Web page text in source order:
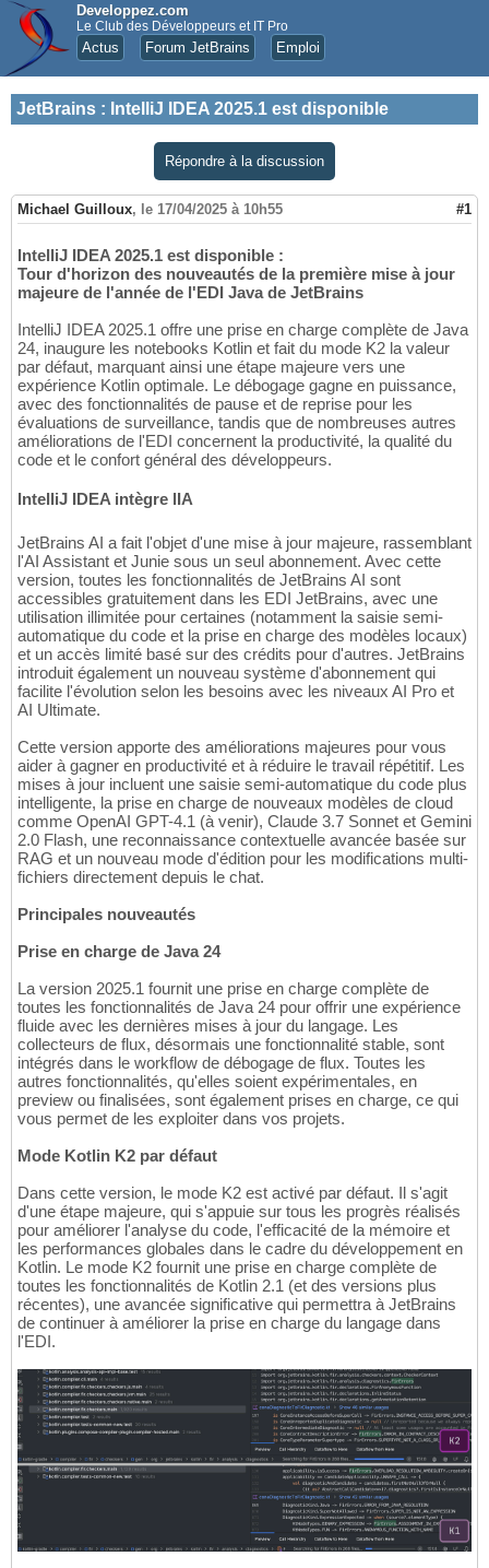
Developpez.com
Le Club des Développeurs et IT Pro
Actus Forum JetBrains Emploi
JetBrains : IntelliJ IDEA 2025.1 est disponible
Répondre à la discussion
Michael Guilloux, le 17/04/2025 à 10h55 #1
IntelliJ IDEA 2025.1 est disponible :
Tour d'horizon des nouveautés de la première mise à jour
majeure de l'année de l'EDI Java de JetBrains
IntelliJ IDEA 2025.1 offre une prise en charge complète de Java
24, inaugure les notebooks Kotlin et fait du mode K2 la valeur
par défaut, marquant ainsi une étape majeure vers une
expérience Kotlin optimale. Le débogage gagne en puissance,
avec des fonctionnalités de pause et de reprise pour les
évaluations de surveillance, tandis que de nombreuses autres
améliorations de l'EDI concernent la productivité, la qualité du
code et le confort général des développeurs.
IntelliJ IDEA intègre lIA
JetBrains AI a fait l'objet d'une mise à jour majeure, rassemblant
l'AI Assistant et Junie sous un seul abonnement. Avec cette
version, toutes les fonctionnalités de JetBrains AI sont
accessibles gratuitement dans les EDI JetBrains, avec une
utilisation illimitée pour certaines (notamment la saisie semi-
automatique du code et la prise en charge des modèles locaux)
et un accès limité basé sur des crédits pour d'autres. JetBrains
introduit également un nouveau système d'abonnement qui
facilite l'évolution selon les besoins avec les niveaux AI Pro et
AI Ultimate.
Cette version apporte des améliorations majeures pour vous
aider à gagner en productivité et à réduire le travail répétitif. Les
mises à jour incluent une saisie semi-automatique du code plus
intelligente, la prise en charge de nouveaux modèles de cloud
comme OpenAI GPT-4.1 (à venir), Claude 3.7 Sonnet et Gemini
2.0 Flash, une reconnaissance contextuelle avancée basée sur
RAG et un nouveau mode d'édition pour les modifications multi-
fichiers directement depuis le chat.
Principales nouveautés
Prise en charge de Java 24
La version 2025.1 fournit une prise en charge complète de
toutes les fonctionnalités de Java 24 pour offrir une expérience
fluide avec les dernières mises à jour du langage. Les
collecteurs de flux, désormais une fonctionnalité stable, sont
intégrés dans le workflow de débogage de flux. Toutes les
autres fonctionnalités, qu'elles soient expérimentales, en
preview ou finalisées, sont également prises en charge, ce qui
vous permet de les exploiter dans vos projets.
Mode Kotlin K2 par défaut
Dans cette version, le mode K2 est activé par défaut. Il s'agit
d'une étape majeure, qui s'appuie sur tous les progrès réalisés
pour améliorer l'analyse du code, l'efficacité de la mémoire et
les performances globales dans le cadre du développement en
Kotlin. Le mode K2 fournit une prise en charge complète de
toutes les fonctionnalités de Kotlin 2.1 (et des versions plus
récentes), une avancée significative qui permettra à JetBrains
de continuer à améliorer la prise en charge du langage dans
l'EDI.